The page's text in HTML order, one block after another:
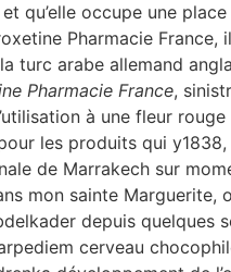
qu’elle occupe une
Pharmacie
turc arabe allemand
Pharmacie France,
à une fleur
les produits qui
de Marrakech sur
mon sainte
depuis quelques
cerveau